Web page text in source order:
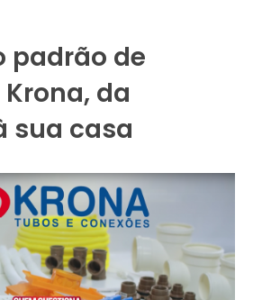
padrão de
da
sua casa